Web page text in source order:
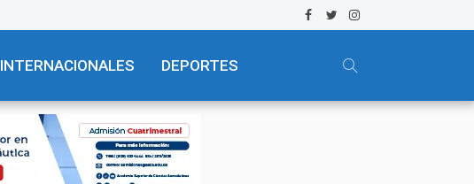
INTERNACIONALES DEPORTES